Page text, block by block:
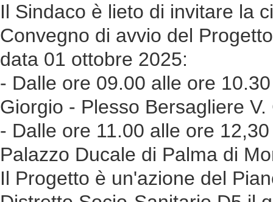
Il Sindaco è lieto di invitare la
Convegno di avvio del
data 01 ottobre 2025:
- Dalle ore 09.00 alle ore
Giorgio - Plesso Bersagliere
- Dalle ore 11.00 alle ore
Palazzo Ducale di Palma di
Il Progetto è un'azione del